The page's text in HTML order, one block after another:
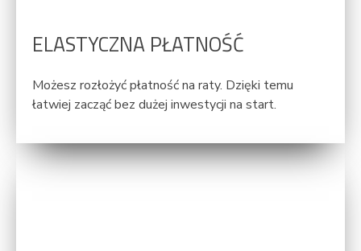
ELASTYCZNA PŁATNOŚĆ
Możesz rozłożyć płatność na raty. Dzięki temu
łatwiej zacząć bez dużej inwestycji na start.